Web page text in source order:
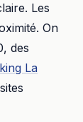
Les
On
, des
La